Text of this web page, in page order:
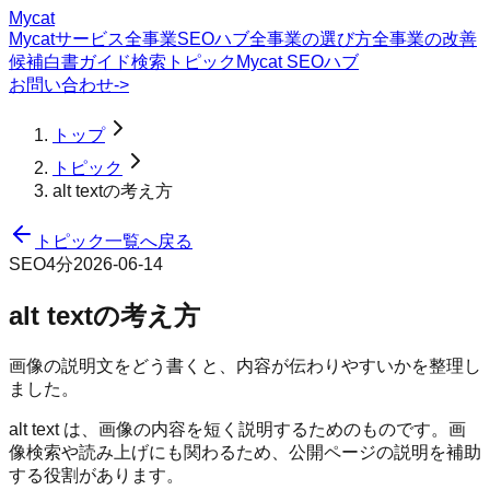
Mycat
Mycatサービス全事業SEOハブ全事業の選び方全事業の改善
候補白書ガイド検索トピック Mycat SEOハブ
お問い合わせ->
トップ
トピック
alt textの考え方
トピック一覧へ戻る
SEO4分2026-06-14
alt textの考え方
画像の説明文をどう書くと、内容が伝わりやすいかを整理し
ました。
alt text は、画像の内容を短く説明するためのものです。画
像検索や読み上げにも関わるため、公開ページの説明を補助
する役割があります。